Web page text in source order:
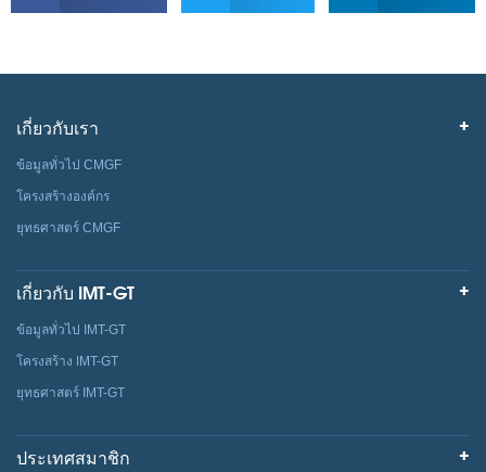
เกี่ยวกับเรา
ข้อมูลทั่วไป CMGF
โครงสร้างองค์กร
ยุทธศาสตร์ CMGF
เกี่ยวกับ IMT-GT
ข้อมูลทั่วไป IMT-GT
โครงสร้าง IMT-GT
ยุทธศาสตร์ IMT-GT
ประเทศสมาชิก